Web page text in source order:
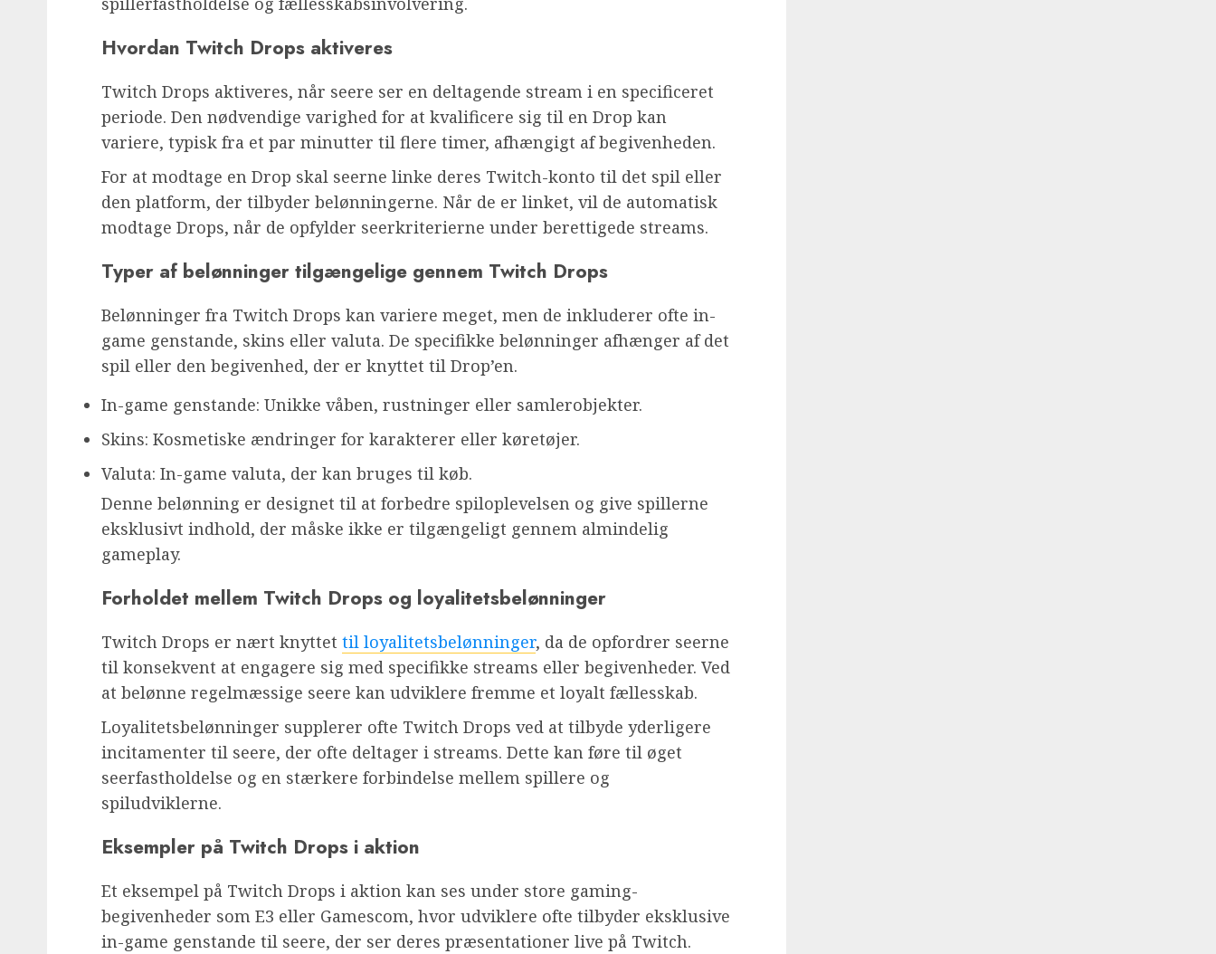
Hvordan Twitch Drops aktiveres
Twitch Drops aktiveres, når seere ser en deltagende stream i en specificeret
periode. Den nødvendige varighed for at kvalificere sig til en Drop kan
variere, typisk fra et par minutter til flere timer, afhængigt af begivenheden.
For at modtage en Drop skal seerne linke deres Twitch-konto til det spil eller
den platform, der tilbyder belønningerne. Når de er linket, vil de automatisk
modtage Drops, når de opfylder seerkriterierne under berettigede streams.
Typer af belønninger tilgængelige gennem Twitch Drops
Belønninger fra Twitch Drops kan variere meget, men de inkluderer ofte in-
game genstande, skins eller valuta. De specifikke belønninger afhænger af det
spil eller den begivenhed, der er knyttet til Drop’en.
In-game genstande: Unikke våben, rustninger eller samlerobjekter.
Skins: Kosmetiske ændringer for karakterer eller køretøjer.
Valuta: In-game valuta, der kan bruges til køb.
Denne belønning er designet til at forbedre spiloplevelsen og give spillerne
eksklusivt indhold, der måske ikke er tilgængeligt gennem almindelig
gameplay.
Forholdet mellem Twitch Drops og loyalitetsbelønninger
Twitch Drops er nært knyttet til loyalitetsbelønninger, da de opfordrer seerne
til konsekvent at engagere sig med specifikke streams eller begivenheder. Ved
at belønne regelmæssige seere kan udviklere fremme et loyalt fællesskab.
Loyalitetsbelønninger supplerer ofte Twitch Drops ved at tilbyde yderligere
incitamenter til seere, der ofte deltager i streams. Dette kan føre til øget
seerfastholdelse og en stærkere forbindelse mellem spillere og
spiludviklerne.
Eksempler på Twitch Drops i aktion
Et eksempel på Twitch Drops i aktion kan ses under store gaming-
begivenheder som E3 eller Gamescom, hvor udviklere ofte tilbyder eksklusive
in-game genstande til seere, der ser deres præsentationer live på Twitch.